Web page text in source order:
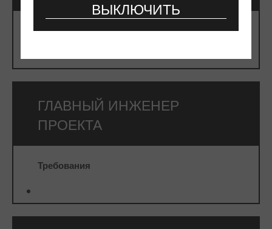
ВЫКЛЮЧИТЬ
Требования
⠀
ГЛАВНЫЙ ИНЖЕНЕР
ПРОЕКТА
Требования